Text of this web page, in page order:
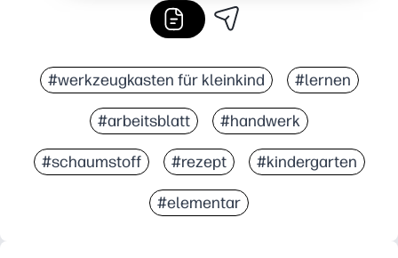
#werkzeugkasten für kleinkind #lernen
#arbeitsblatt #handwerk
#schaumstoff #rezept #kindergarten
#elementar